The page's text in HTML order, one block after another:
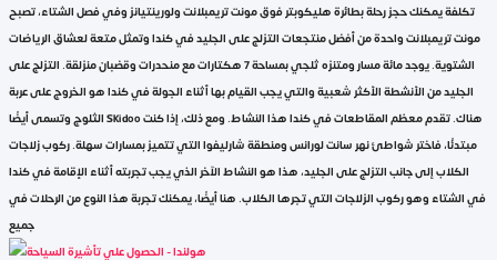
تكلفة يمكنك حجز رحلة بطائرة هليكوبتر فوق مونت تريمبلانت ولورينتيانز وفي فصل الشتاء، تصبح
مونت تريمبلانت واحدة من أفضل منتجعات التزلج على الجليد في كندا وتمثل متعة لعشاق الرياضات
الشتوية. يوجد مائة مسار ومتنزه ثلجي بمساحة 7 هكتارات مع منحدرات وقضبان منزلقة. التزلج على
الجليد من الأنشطة الأكثر شعبية والتي يجب القيام بها أثناء الجولة في كندا هو الخروج على عربة
الثلوج وتسمى أيضًا Skidoo هناك. تقدم معظم المقاطعات في كندا هذا النشاط. ومع ذلك، إذا كنت
مبتدئًا، فاختر شواطئ نهر سانت لورانس ومنطقة شارليفوا التي تتميز بمسارات سهلة. ركوب زلاجات
الكلاب إلى جانب التزلج على الجليد، هذا هو النشاط الآخر الذي يجب تجربته أثناء الإقامة في كندا
في الشتاء وهو ركوب الزلاجات التي تجرها الكلاب. هنا أيضًا، يمكنك تجربة هذا النوع من الرحلات في
جميع